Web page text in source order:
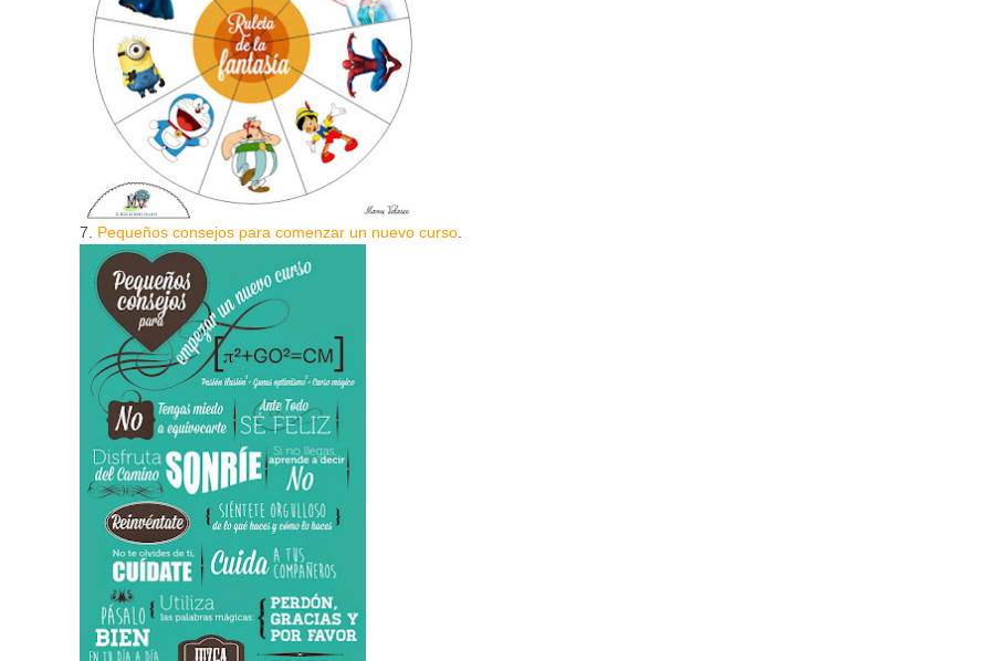
7. Pequeños consejos para comenzar un nuevo curso